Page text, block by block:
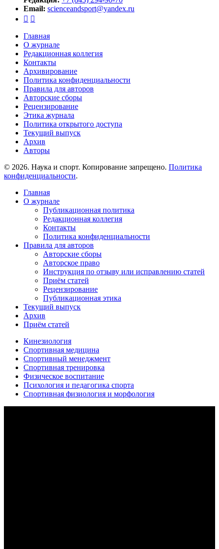
Email: scienceandsport@yandex.ru
 
Главная
О журнале
Редакционная коллегия
Контакты
Архивирование
Политика конфиденциальности
Правила для авторов
Авторские сборы
Рецензирование
Этика журнала
Политика открытого доступа
Текущий выпуск
Архив
Авторы
© 2026. Наука и спорт. Копирование запрещено. Политика
конфиденциальности.
Главная
О журнале
Публикационная политика
Редакционная коллегия
Контакты
Политика конфиденциальности
Правила для авторов
Авторские сборы
Авторское право
Инструкция по отзыву или исправлению статей
Приём статей
Рецензирование
Публикационная этика
Текущий выпуск
Архив
Приём статей
Кинезиология
Спортивная медицина
Спортивный менеджмент
Спортивная тренировка
Физическое воспитание
Психология и педагогика спорта
Спортивная физиология и морфология